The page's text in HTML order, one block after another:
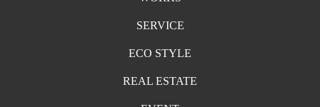
SERVICE
ECO STYLE
REAL ESTATE